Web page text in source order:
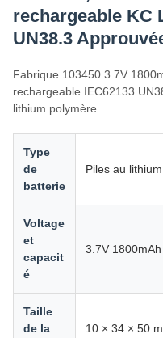
rechargeable KC
UN38.3
Fabrique 103450 3.7V
rechargeable IEC62133
lithium polymère
Type
de
batterie
Piles au
Voltage
et
capacit
é
3.7V 1800mAh
Taille
de la
10 × 34 × 50